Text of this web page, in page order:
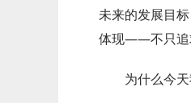
未来的发展目
体现——不只追
为什么今